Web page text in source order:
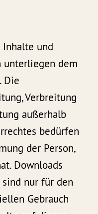
und
unterliegen dem
Die
Verbreitung
außerhalb
bedürfen
der Person,
Downloads
nur für den
Gebrauch